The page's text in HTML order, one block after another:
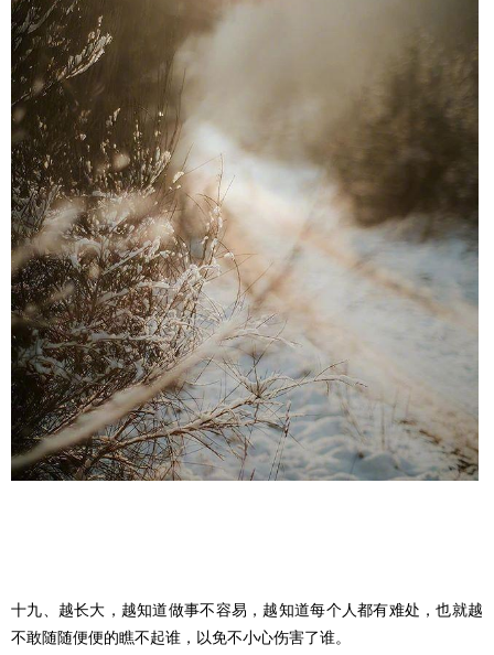
十九、越长大，越知道做事不容易，越知道每个人都有难处，也就越
不敢随随便便的瞧不起谁，以免不小心伤害了谁。